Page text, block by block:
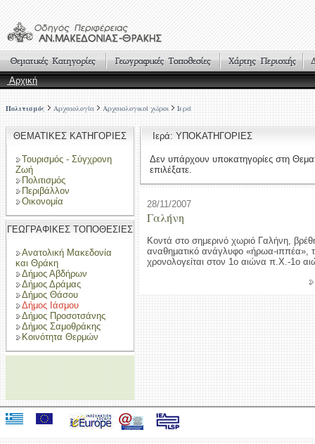
Αρχική
Πολιτισμός Αρχαιολογία Αρχαιολογικοί χώροι Ιερά
ΘΕΜΑΤΙΚΕΣ ΚΑΤΗΓΟΡΙΕΣ
Τουρισμός - Σύγχρονη
Ζωή
Πολιτισμός
Περιβάλλον
Οικονομία
ΓΕΩΓΡΑΦΙΚΕΣ ΤΟΠΟΘΕΣΙΕΣ
Ανατολική Μακεδονία
και Θράκη
Δήμος Αβδήρων
Δήμος Δράμας
Δήμος Θάσου
Δήμος Ιάσμου
Δήμος Προσοτσάνης
Δήμος Σαμοθράκης
Κοινότητα Θερμών
Ιερά: ΥΠΟΚΑΤΗΓΟΡΙΕΣ
Δεν υπάρχουν υποκατηγορίες στη
επιλέξατε.
28/11/2007
Γαλήνη
Κοντά στο σημερινό χωριό Γαλήνη,
αναθηματικό ανάγλυφο «ήρωα-ιππέα»,
χρονολογείται στον 1ο αιώνα π.Χ.-1ο